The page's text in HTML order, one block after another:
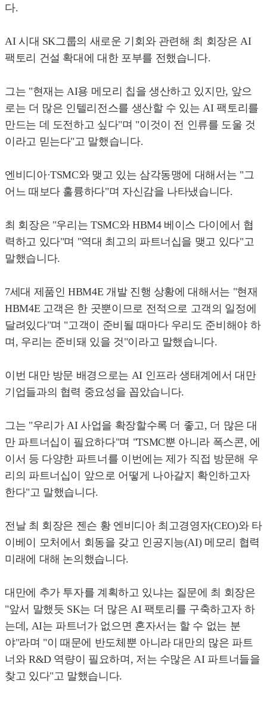
다.
AI 시대 SK그룹의 새로운 기회와 관련해 최 회장은 AI
팩토리 건설 확대에 대한 포부를 전했습니다.
그는 "현재는 AI용 메모리 칩을 생산하고 있지만, 앞으
로는 더 많은 인텔리전스를 생산할 수 있는 AI 팩토리를
만드는 데 도전하고 싶다"며 "이것이 전 인류를 도울 것
이라고 믿는다"고 말했습니다.
엔비디아·TSMC와 맺고 있는 삼각동맹에 대해서는 "그
어느 때보다 훌륭하다"며 자신감을 나타냈습니다.
최 회장은 "우리는 TSMC와 HBM4 베이스 다이에서 협
력하고 있다"며 "역대 최고의 파트너십을 맺고 있다"고
말했습니다.
7세대 제품인 HBM4E 개발 진행 상황에 대해서는 "현재
HBM4E 고객은 한 곳뿐이므로 전적으로 고객의 일정에
달려있다"며 "고객이 준비될 때마다 우리도 준비해야 하
며, 우리는 준비돼 있을 것"이라고 말했습니다.
이번 대만 방문 배경으로는 AI 인프라 생태계에서 대만
기업들과의 협력 중요성을 꼽았습니다.
그는 "우리가 AI 사업을 확장할수록 더 좋고, 더 많은 대
만 파트너십이 필요하다"며 "TSMC뿐 아니라 폭스콘, 에
이서 등 다양한 파트너를 이번에는 제가 직접 방문해 우
리의 파트너십이 앞으로 어떻게 나아갈지 확인하고자
한다"고 말했습니다.
전날 최 회장은 젠슨 황 엔비디아 최고경영자(CEO)와 타
이베이 모처에서 회동을 갖고 인공지능(AI) 메모리 협력
미래에 대해 논의했습니다.
대만에 추가 투자를 계획하고 있냐는 질문에 최 회장은
"앞서 말했듯 SK는 더 많은 AI 팩토리를 구축하고자 하
는데, AI는 파트너가 없으면 혼자서는 할 수 없는 분
야"라며 "이 때문에 반도체뿐 아니라 대만의 많은 파트
너와 R&D 역량이 필요하며, 저는 수많은 AI 파트너들을
찾고 있다"고 말했습니다.